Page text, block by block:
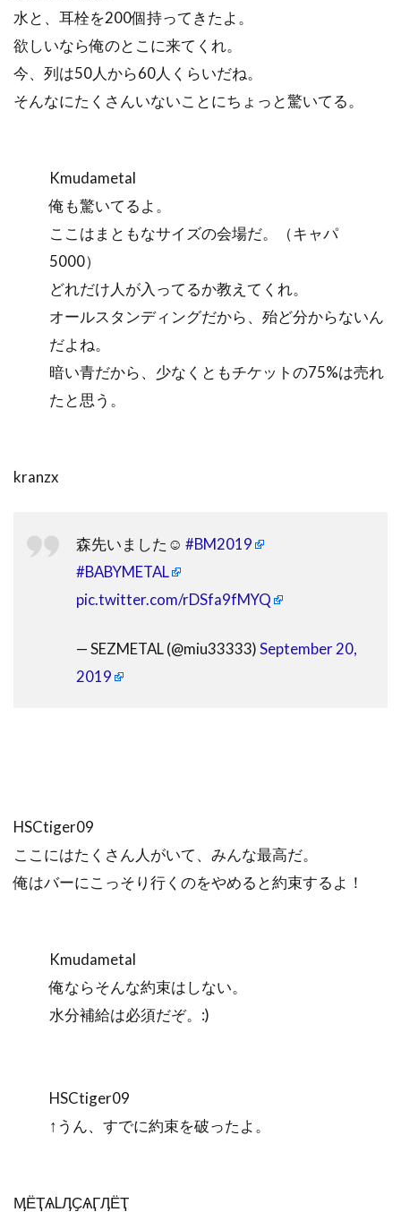
水と、耳栓を200個持ってきたよ。
欲しいなら俺のとこに来てくれ。
今、列は50人から60人くらいだね。
そんなにたくさんいないことにちょっと驚いてる。
Kmudametal
俺も驚いてるよ。
ここはまともなサイズの会場だ。（キャパ
5000）
どれだけ人が入ってるか教えてくれ。
オールスタンディングだから、殆ど分からないん
だよね。
暗い青だから、少なくともチケットの75%は売れ
たと思う。
kranzx
森先いました☺️ #BM2019
#BABYMETAL
pic.twitter.com/rDSfa9fMYQ
— SEZMETAL (@miu33333)September 20,
2019
HSCtiger09
ここにはたくさん人がいて、みんな最高だ。
俺はバーにこっそり行くのをやめると約束するよ！
Kmudametal
俺ならそんな約束はしない。
水分補給は必須だぞ。:)
HSCtiger09
↑うん、すでに約束を破ったよ。
ӍЁҬѦLӅҪѦӶӅЁҬ